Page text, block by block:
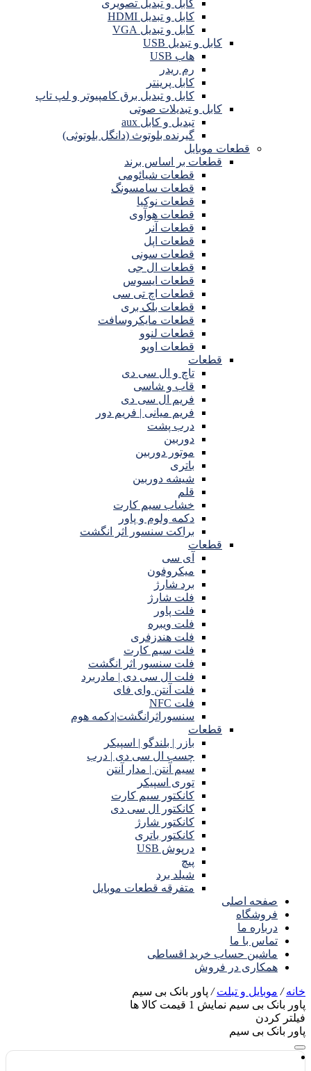
کابل و تبدیل تصویری
کابل و تبدیل HDMI
کابل و تبدیل VGA
کابل و تبدیل USB
هاب USB
رم ریدر
کابل پرینتر
کابل و تبدیل برق کامپیوتر و لپ تاپ
کابل و تبدیلات صوتی
تبدیل و کابل aux
گیرنده بلوتوث (دانگل بلوتوثی)
قطعات موبایل
قطعات بر اساس برند
قطعات شیائومی
قطعات سامسونگ
قطعات نوکیا
قطعات هوآوی
قطعات آنر
قطعات اپل
قطعات سونی
قطعات ال جی
قطعات ایسوس
قطعات اچ تی سی
قطعات بلک بری
قطعات مایکروسافت
قطعات لنوو
قطعات اوپو
قطعات
تاچ و ال سی دی
قاب و شاسی
فریم ال سی دی
فریم میانی | فریم دور
درب پشت
دوربین
موتور دوربین
باتری
شیشه دوربین
قلم
خشاب سیم کارت
دکمه ولوم و پاور
براکت سنسور اثر انگشت
قطعات
آی سی
میکروفون
برد شارژ
فلت شارژ
فلت پاور
فلت ویبره
فلت هندزفری
فلت سیم کارت
فلت سنسور اثر انگشت
فلت ال سی دی | مادربرد
فلت آنتن وای فای
فلت NFC
سنسوراثرانگشت|دکمه هوم
قطعات
بازر | بلندگو | اسپیکر
چسب ال سی دی | درب
سیم آنتن | مدار آنتن
توری اسپیکر
کانکتور سیم کارت
کانکتور ال سی دی
کانکتور شارژ
کانکتور باتری
درپوش USB
پیچ
شیلد برد
متفرقه قطعات موبایل
صفحه اصلی
فروشگاه
درباره ما
تماس با ما
ماشین حساب خرید اقساطی
همکاری در فروش
خانه/ موبایل و تبلت/ پاور بانک بی سیم
پاور بانک بی سیم نمایش 1 قیمت کالا ها
فیلتر کردن
پاور بانک بی سیم